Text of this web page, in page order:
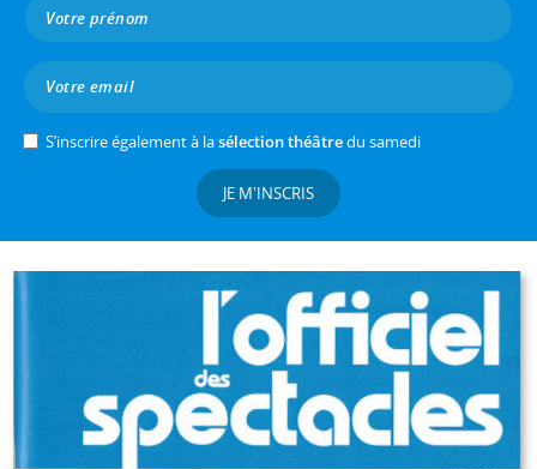
S’inscrire également à lasélection théâtredu samedi
JE M'INSCRIS